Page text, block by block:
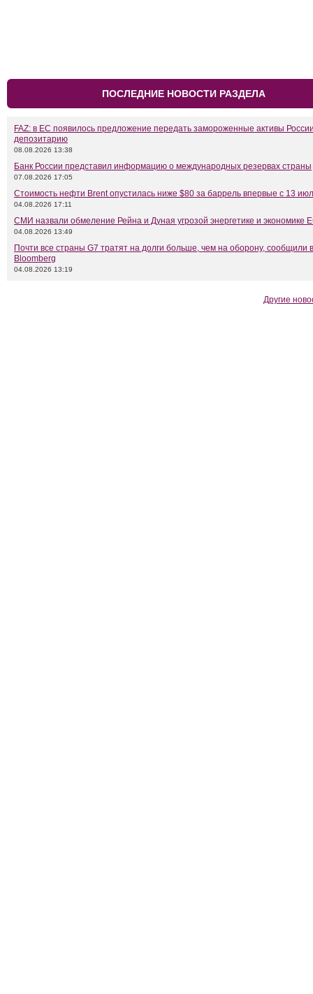
ПОСЛЕДНИЕ НОВОСТИ РАЗДЕЛА
FAZ: в ЕС появилось предложение передать замороженные активы
депозитарию
08.08.2026 13:38
Банк России представил информацию о международных резервах страны
07.08.2026 17:05
Стоимость нефти Brent опустилась ниже $80 за баррель впервые с 13
04.08.2026 17:11
СМИ назвали обмеление Рейна и Дуная угрозой энергетике и экономике
04.08.2026 13:49
Почти все страны G7 тратят на долги больше, чем на оборону, сообщили в
Bloomberg
04.08.2026 13:19
Другие